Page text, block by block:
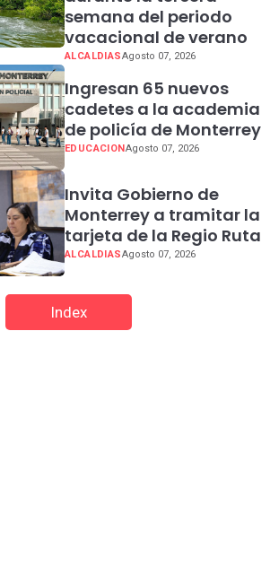
semana del periodo
vacacional de verano
ALCALDIASAgosto 07, 2026
Ingresan 65 nuevos
cadetes a la academia
de policía de Monterrey
EDUCACION Agosto 07, 2026
Invita Gobierno de
Monterrey a tramitar la
tarjeta de la Regio Ruta
ALCALDIASAgosto 07, 2026
Index